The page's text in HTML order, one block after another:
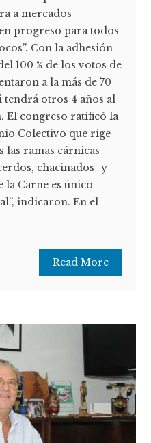
a mercados
progreso para todos
Con la adhesión
100 % de los votos de
a la más de 70
tendrá otros 4 años al
El congreso ratificó la
Colectivo que rige
las ramas cárnicas -
chacinados- y
la Carne es único
indicaron. En el
Read More